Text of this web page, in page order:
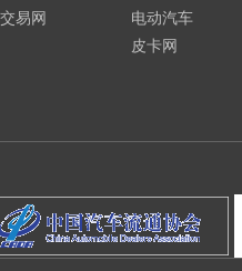
易网
电动汽车
皮卡网